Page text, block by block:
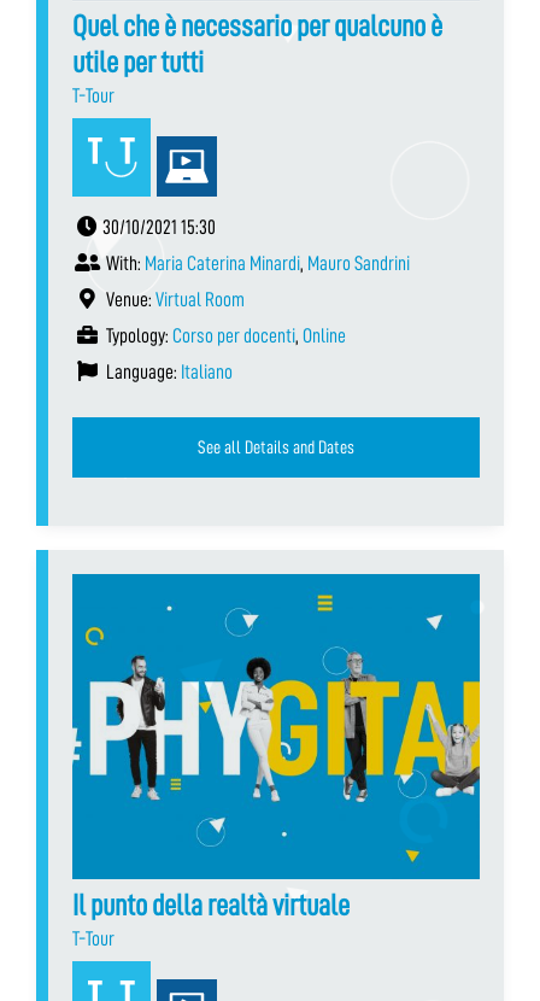
Quel che è necessario per qualcuno è
utile per tutti
T-Tour
30/10/2021 15:30
With: Maria Caterina Minardi, Mauro Sandrini
Venue: Virtual Room
Typology: Corso per docenti, Online
Language: Italiano
See all Details and Dates
Il punto della realtà virtuale
T-Tour